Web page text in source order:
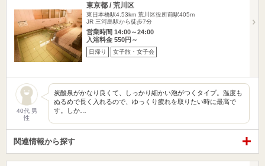
東京都 / 荒川区
東日本橋駅4.53km 荒川区役所前駅405m
JR 三河島駅から徒歩7分
営業時間 14:00～24:00
入浴料金 550円～
日帰り 女子旅・女子会
40代 男
性
炭酸泉がかなり良くて、しっかり細かい泡がつくタイプ。温度も
ぬるめで長く入れるので、ゆっくり疲れを取りたい時に最高で
す。しか…
関連情報から探す